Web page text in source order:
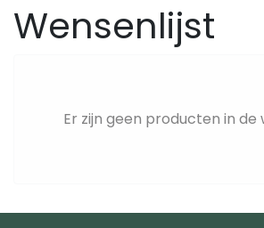
Wensenlijst
Er zijn geen producten in de